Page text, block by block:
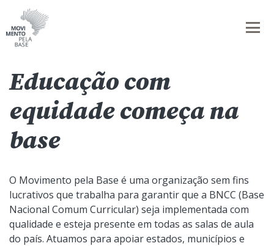
Educação com
equidade começa na
base
O Movimento pela Base é uma organização sem fins
lucrativos que trabalha para garantir que a BNCC (Base
Nacional Comum Curricular) seja implementada com
qualidade e esteja presente em todas as salas de aula
do país. Atuamos para apoiar estados, municípios e